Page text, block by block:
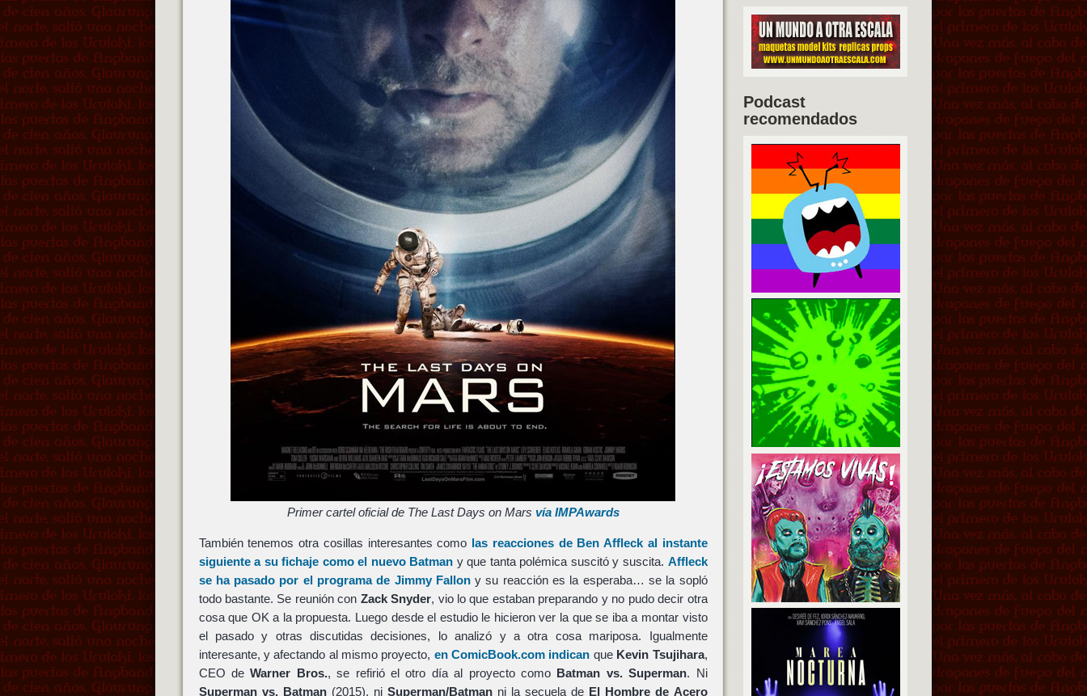
Primer cartel oficial de The Last Days on Mars vía IMPAwards
También tenemos otra cosillas interesantes como las reacciones de Ben Affleck al instante
siguiente a su fichaje como el nuevo Batman y que tanta polémica suscitó y suscita. Affleck
se ha pasado por el programa de Jimmy Fallony su reacción es la esperaba… se la sopló
todo bastante. Se reunión con Zack Snyder, vio lo que estaban preparando y no pudo decir otra
cosa que OK a la propuesta. Luego desde el estudio le hicieron ver la que se iba a montar visto
el pasado y otras discutidas decisiones, lo analizó y a otra cosa mariposa. Igualmente
interesante, y afectando al mismo proyecto, en ComicBook.com indican que Kevin Tsujihara,
CEO deWarner Bros., se refirió el otro día al proyecto como Batman vs. Superman. Ni
Superman vs. Batman(2015), ni Superman/Batmanni la secuela de El Hombre de Acero
Podcast
recomendados